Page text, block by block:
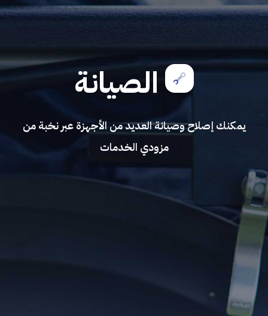
الصيانة
يمكنك إصلاح وصيانة العديد من الأجهزة عبر نخبة من
مزودي الخدمات